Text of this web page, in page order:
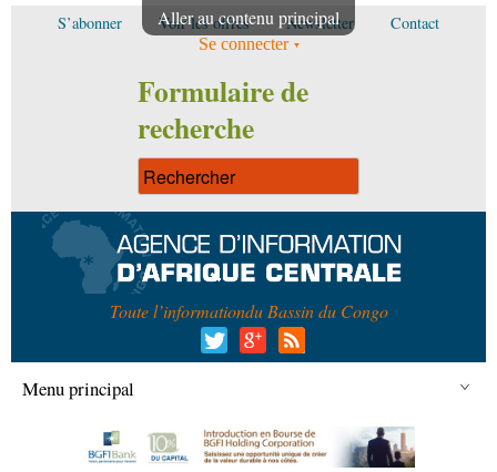
Aller au contenu principal
S’abonner Voir les offres Newsletter Contact
Se connecter
Formulaire de
recherche
Toute l’informationdu Bassin du Congo
Menu principal